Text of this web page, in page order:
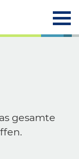
gesamte